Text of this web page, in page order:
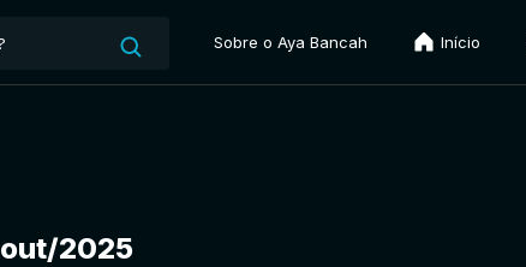
Sobre o Aya Bancah Início
out/2025